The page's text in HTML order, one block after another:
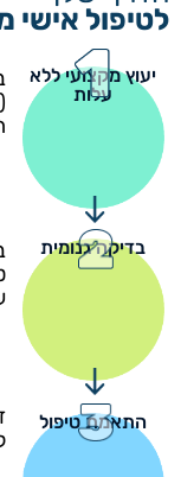
לטיפול אישי
יעוץ מקצועי ללא
עלות
בדיקה גנומית
התאמת טיפול